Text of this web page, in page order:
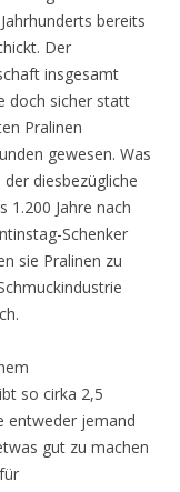
bereits
Der
insgesamt
doch sicher statt
Pralinen
gewesen. Was
diesbezügliche
1.200 Jahre nach
Schenker
sie Pralinen zu
so cirka 2,5
entweder jemand
gut zu machen